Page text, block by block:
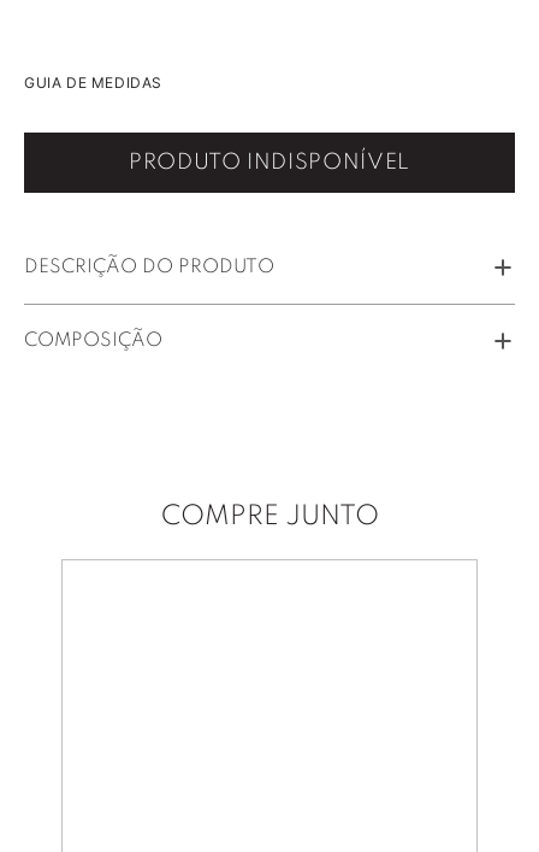
GUIA DE MEDIDAS
PRODUTO INDISPONÍVEL
DESCRIÇÃO DO PRODUTO
COMPOSIÇÃO
COMPRE JUNTO